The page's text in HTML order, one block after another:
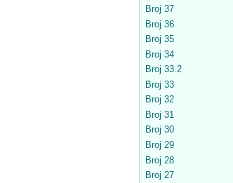
Broj 37
Broj 36
Broj 35
Broj 34
Broj 33.2
Broj 33
Broj 32
Broj 31
Broj 30
Broj 29
Broj 28
Broj 27